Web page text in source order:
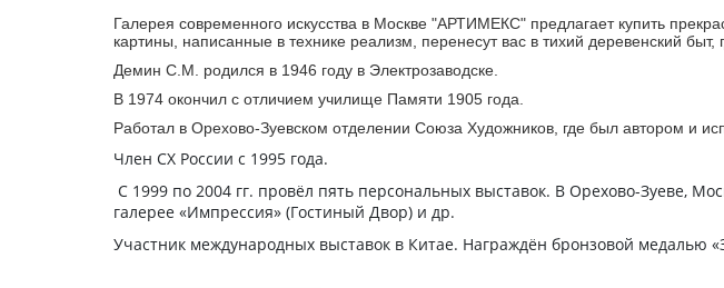
Галерея современного искусства в Москве "АРТИМЕКС" предлагает купить
картины, написанные в технике реализм, перенесут вас в тихий деревенский быт,
Демин С.М. родился в 1946 году в Электрозаводске.
В 1974 окончил с отличием училище Памяти 1905 года.
Работал в Орехово-Зуевском отделении Союза Художников, где был автором и
Член СХ России с 1995 года.
С 1999 по 2004 гг. провёл пять персональных выставок. В Орехово-Зуеве,
галерее «Импрессия» (Гостиный Двор) и др.
Участник международных выставок в Китае. Награждён бронзовой медалью